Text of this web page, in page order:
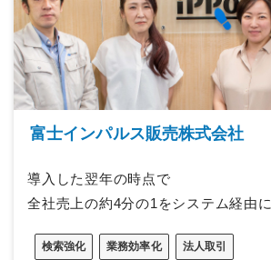
富士インパルス販売株式会社
導入した翌年の時点で
全社売上の約4分の1をシステム経由に
検索強化 業務効率化 法人取引